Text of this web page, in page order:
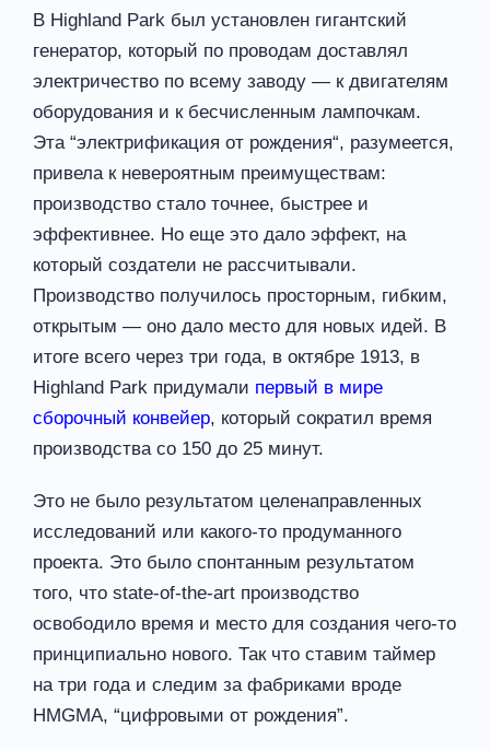
В Highland Park был установлен гигантский
генератор, который по проводам доставлял
электричество по всему заводу — к двигателям
оборудования и к бесчисленным лампочкам.
Эта “электрификация от рождения“, разумеется,
привела к невероятным преимуществам:
производство стало точнее, быстрее и
эффективнее. Но еще это дало эффект, на
который создатели не рассчитывали.
Производство получилось просторным, гибким,
открытым — оно дало место для новых идей. В
итоге всего через три года, в октябре 1913, в
Highland Park придумали первый в мире
сборочный конвейер, который сократил время
производства со 150 до 25 минут.
Это не было результатом целенаправленных
исследований или какого-то продуманного
проекта. Это было спонтанным результатом
того, что state-of-the-art производство
освободило время и место для создания чего-то
принципиально нового. Так что ставим таймер
на три года и следим за фабриками вроде
HMGMA, “цифровыми от рождения”.